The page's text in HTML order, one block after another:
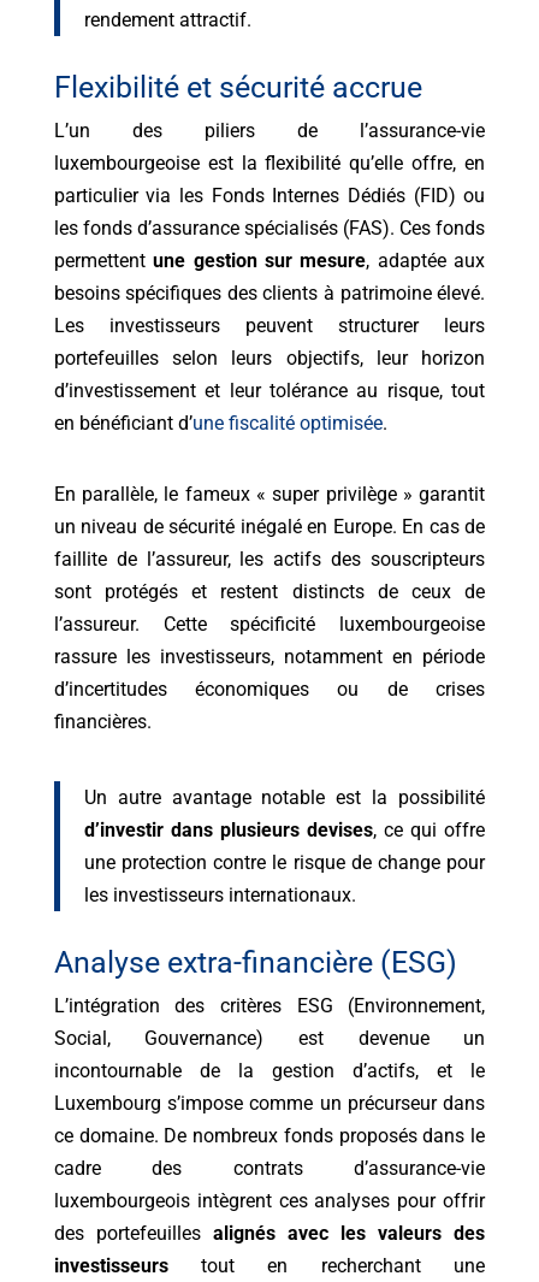
rendement attractif.
Flexibilité et sécurité accrue
L’un des piliers de l’assurance-vie
luxembourgeoise est la flexibilité qu’elle offre, en
particulier via les Fonds Internes Dédiés (FID) ou
les fonds d’assurance spécialisés (FAS). Ces fonds
permettentune gestion sur mesure, adaptée aux
besoins spécifiques des clients à patrimoine élevé.
Les investisseurs peuvent structurer leurs
portefeuilles selon leurs objectifs, leur horizon
d’investissement et leur tolérance au risque, tout
en bénéficiant d’une fiscalité optimisée.
En parallèle, le fameux « super privilège » garantit
un niveau de sécurité inégalé en Europe. En cas de
faillite de l’assureur, les actifs des souscripteurs
sont protégés et restent distincts de ceux de
l’assureur. Cette spécificité luxembourgeoise
rassure les investisseurs, notamment en période
d’incertitudes économiques ou de crises
financières.
Un autre avantage notable est la possibilité
d’investir dans plusieurs devises, ce qui offre
une protection contre le risque de change pour
les investisseurs internationaux.
Analyse extra-financière (ESG)
L’intégration des critères ESG (Environnement,
Social, Gouvernance) est devenue un
incontournable de la gestion d’actifs, et le
Luxembourg s’impose comme un précurseur dans
ce domaine. De nombreux fonds proposés dans le
cadre des contrats d’assurance-vie
luxembourgeois intègrent ces analyses pour offrir
des portefeuilles alignés avec les valeurs des
investisseurstout en recherchant une